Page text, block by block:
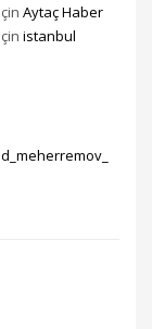
Aytaç Haber
istanbul